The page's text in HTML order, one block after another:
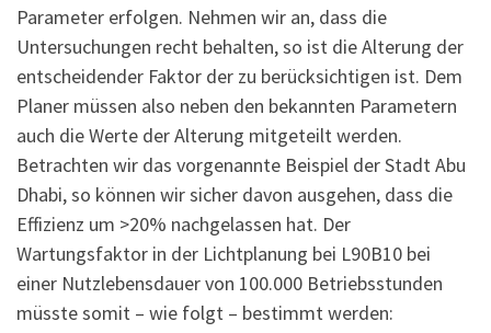
Parameter erfolgen. Nehmen wir an, dass die
Untersuchungen recht behalten, so ist die Alterung der
entscheidender Faktor der zu berücksichtigen ist. Dem
Planer müssen also neben den bekannten Parametern
auch die Werte der Alterung mitgeteilt werden.
Betrachten wir das vorgenannte Beispiel der Stadt Abu
Dhabi, so können wir sicher davon ausgehen, dass die
Effizienz um >20% nachgelassen hat. Der
Wartungsfaktor in der Lichtplanung bei L90B10 bei
einer Nutzlebensdauer von 100.000 Betriebsstunden
müsste somit – wie folgt – bestimmt werden: